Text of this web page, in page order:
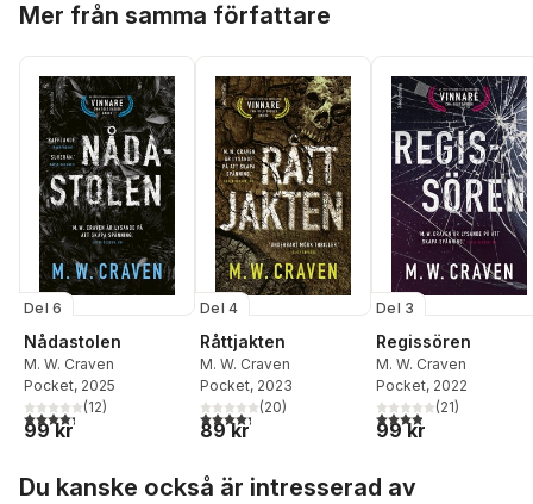
Mer från samma författare
Del 6
Nådastolen
M. W. Craven
Pocket, 2025
4,3utav 5 stjärnor. Totalt antal röster:
(12)
99 kr
Del 4
Råttjakten
M. W. Craven
Pocket, 2023
4,3utav 5 stjärnor. Totalt antal röster:
(20)
89 kr
Del 3
Regissören
M. W. Craven
Pocket, 2022
3,9utav 5 stjärnor.
(21)
99 kr
Du kanske också är intresserad av